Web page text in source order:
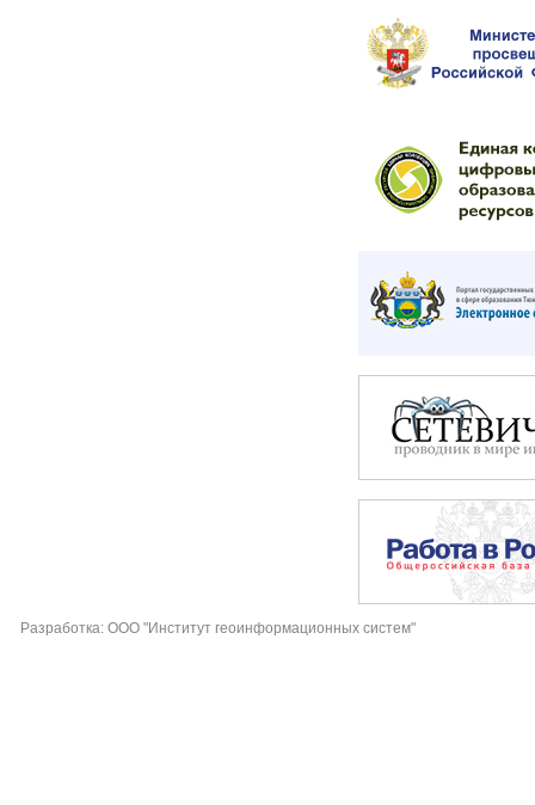
Разработка: ООО "Институт геоинформационных систем"